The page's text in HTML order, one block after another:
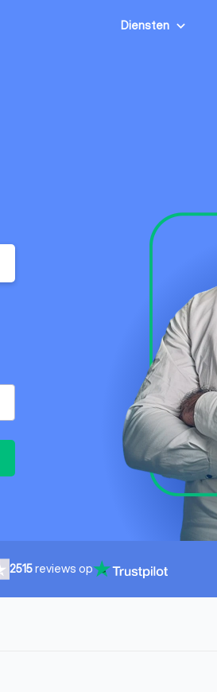
Diensten
2515reviews op